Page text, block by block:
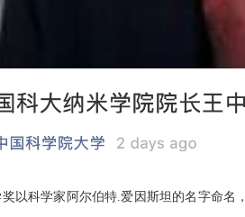
以科学家阿尔伯特.爱因斯坦的名字命名